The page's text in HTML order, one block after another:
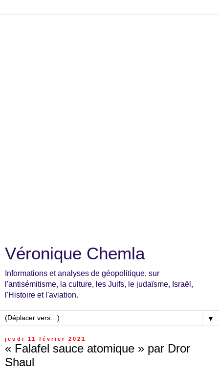
Véronique Chemla
Informations et analyses de géopolitique, sur
l'antisémitisme, la culture, les Juifs, le judaïsme, Israël,
l'Histoire et l'aviation.
▼
jeudi 11 février 2021
« Falafel sauce atomique » par Dror
Shaul